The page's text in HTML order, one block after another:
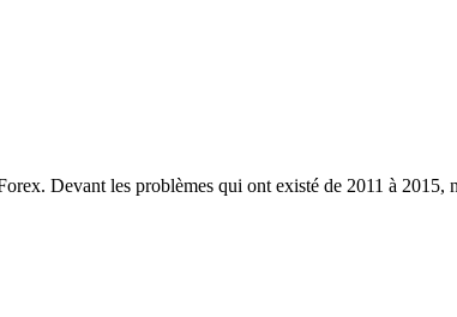
Devant les problèmes qui ont existé de 2011 à